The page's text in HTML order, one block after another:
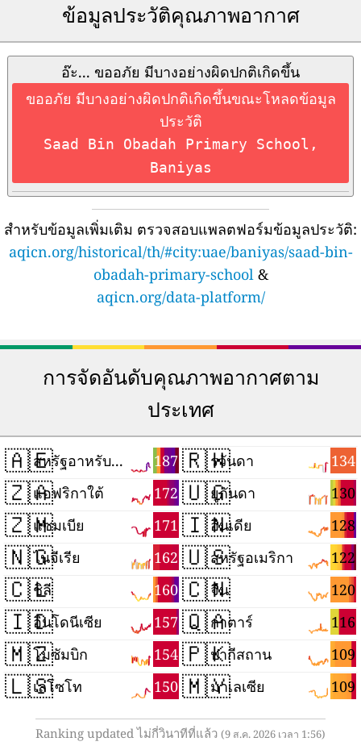
ข้อมูลประวัติคุณภาพอากาศ
อ๊ะ... ขออภัย มีบางอย่างผิดปกติเกิดขึ้น
ขออภัย มีบางอย่างผิดปกติเกิดขึ้นขณะโหลดข้อมูล
ประวัติ
Saad Bin Obadah Primary School,
Baniyas
สำหรับข้อมูลเพิ่มเติม ตรวจสอบแพลตฟอร์มข้อมูลประวัติ:
aqicn.org/historical/th/#city:uae/baniyas/saad-bin-
obadah-primary-school&
aqicn.org/data-platform/
การจัดอันดับคุณภาพอากาศตาม
ประเทศ
🇦🇪 187
สหรัฐอาหรับเอมิเรตส์
🇿🇦 172
แอฟริกาใต้
🇿🇲 171
แซมเบีย
🇳🇬 162
ไนจีเรีย
🇨🇱 160
ชิลี
🇮🇩 157
อินโดนีเซีย
🇲🇿 154
โมซัมบิก
🇱🇸 150
เลโซโท
🇷🇼 134
รวันดา
🇺🇬 130
ยูกันดา
🇮🇳 128
อินเดีย
🇺🇸 122
สหรัฐอเมริกา
🇨🇳 120
จีน
🇶🇦 116
กาตาร์
🇵🇰 109
ปากีสถาน
🇲🇾 109
มาเลเซีย
Ranking updated ไม่กี่วินาทีที่แล้ว (9 ส.ค. 2026 เวลา 1:56)